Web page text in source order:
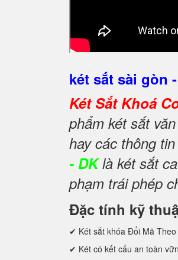
két sắt sài gòn
Két Sắt Khoá
phẩm két sắt
hay các thông
- DKlà két sắt
phạm trái phép
Đặc tính kỹ
✔ Két sắt khóa Đổi Mã
✔ Két có kết cấu an toàn